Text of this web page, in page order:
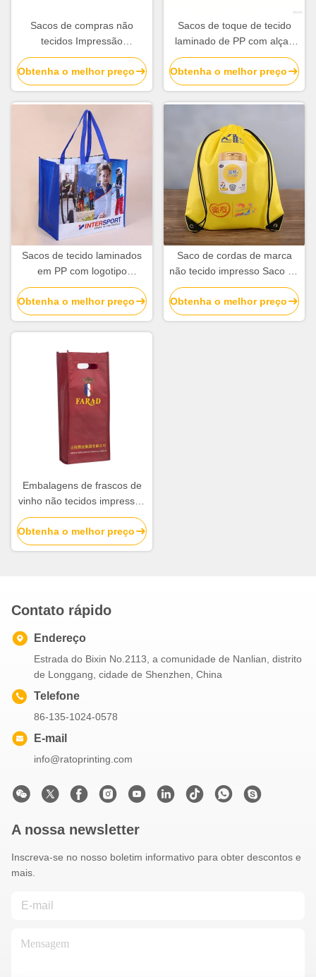
Sacos de compras não
tecidos Impressão
promocional Sacos de
compras não tecidos com
logotipo personalizado
Obtenha o melhor preço
Sacos de toque de tecido
laminado de PP com alças
Sacos de compras e
promocionais impressos sob
medida
Obtenha o melhor preço
Sacos de tecido laminados
em PP com logotipo
reutilizáveis Sacos de
compras de tecido em BOPP
com alças
Obtenha o melhor preço
Saco de cordas de marca
não tecido impresso Saco de
cordas de cordas de cordas
de preto Mochila de
presente para eventos
Obtenha o melhor preço
Embalagens de frascos de
vinho não tecidos impressas
sob medida Embalagens de
presente ecológicas para
vinhos e bebidas
Obtenha o melhor preço
Contato rápido
Endereço
Estrada do Bixin No.2113, a comunidade de Nanlian, distrito
de Longgang, cidade de Shenzhen, China
Telefone
86-135-1024-0578
E-mail
info@ratoprinting.com
A nossa newsletter
Inscreva-se no nosso boletim informativo para obter descontos e
mais.